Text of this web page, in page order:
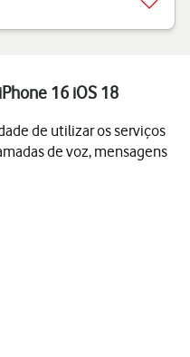
16 iOS 18
de utilizar os serviços
de voz, mensagens